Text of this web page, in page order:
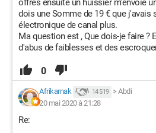
offres ensuite un huissier m'envoie
dois une Somme de 19 € que j'avais
électronique de canal plus.
Ma question est , Que dois-je faire ?
d'abus de faiblesses et des
0
Afrikarnak 14 519 > Abdi
20 mai 2020 à 21:28
Re: